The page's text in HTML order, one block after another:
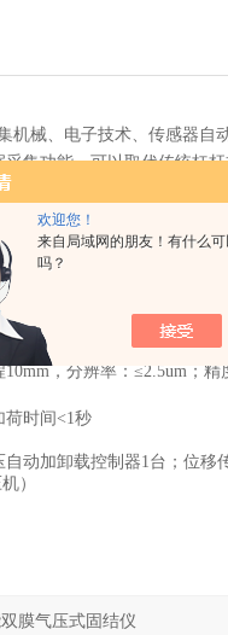
欢迎您！
来自局域网的朋友！有什么
吗？
机械、电子技术、传感器自
集功能，可以取代传统杠
积小、重量轻、使用方便。
据，电源恢复后自动恢复
要技术指标
动控制加卸载与数据采集（含
差≤±1.0 %
10mm，分辨率：≤2.5um；精
荷时间<1秒
自动加卸载控制器1台；位移
）